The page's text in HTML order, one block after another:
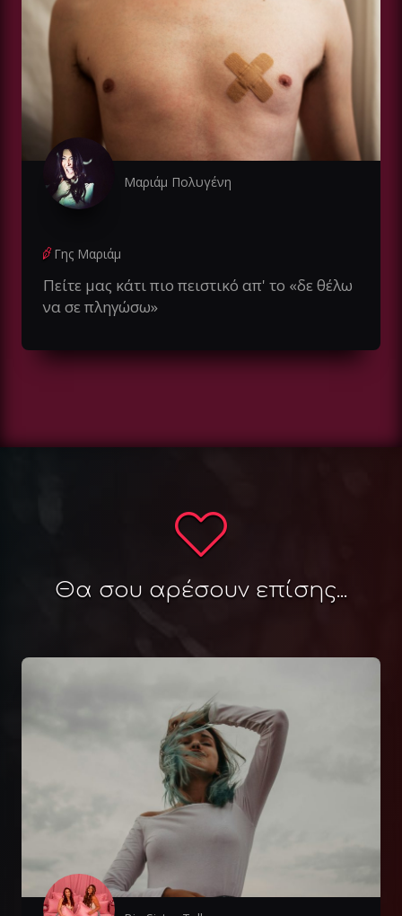
Μαριάμ Πολυγένη
Γης Μαριάμ
Πείτε μας κάτι πιο πειστικό απ' το «δε θέλω
να σε πληγώσω»
Θα σου αρέσουν επίσης...